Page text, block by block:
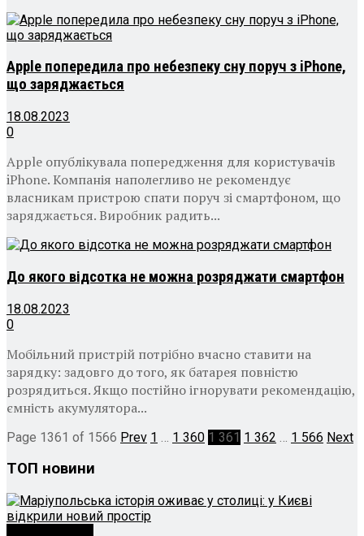
Apple попередила про небезпеку сну поруч з iPhone,
що заряджається
18.08.2023
0
Apple опублікувала попередження для користувачів
iPhone. Компанія наполегливо не рекомендує
власникам пристрою спати поруч зі смартфоном, що
заряджається. Виробник радить...
До якого відсотка не можна розряджати смартфон
18.08.2023
0
Мобільний пристрій потрібно вчасно ставити на
зарядку: задовго до того, як батарея повністю
розрядиться. Якщо постійно ігнорувати рекомендацію,
ємність акумулятора...
Page 1361 of 1566 Prev 1 1 360 1 361 1 362 1 566 Next
ТОП новини